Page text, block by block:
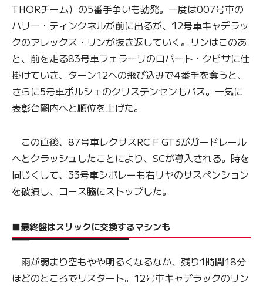
THORチーム）の5番手争いも勃発。一度は007号車の
ハリー・ティンクネルが前に出るが、12号車キャデラッ
クのアレックス・リンが抜き返していく。リンはこのあ
と、前を走る83号車フェラーリのロバート・クビサに仕
掛けていき、ターン12への飛び込みで4番手を奪うと、
さらに5号車ポルシェのクリステンセンもパス。一気に
表彰台圏内へと順位を上げた。
この直後、87号車レクサスRC F GT3がガードレール
へとクラッシュしたことにより、SCが導入される。時を
同じくして、33号車シボレーも右リヤのサスペンション
を破損し、コース脇にストップした。
■最終盤はスリックに交換するマシンも
雨が弱まり空もやや明るくなるなか、残り1時間18分
ほどのところでリスタート。12号車キャデラックのリン